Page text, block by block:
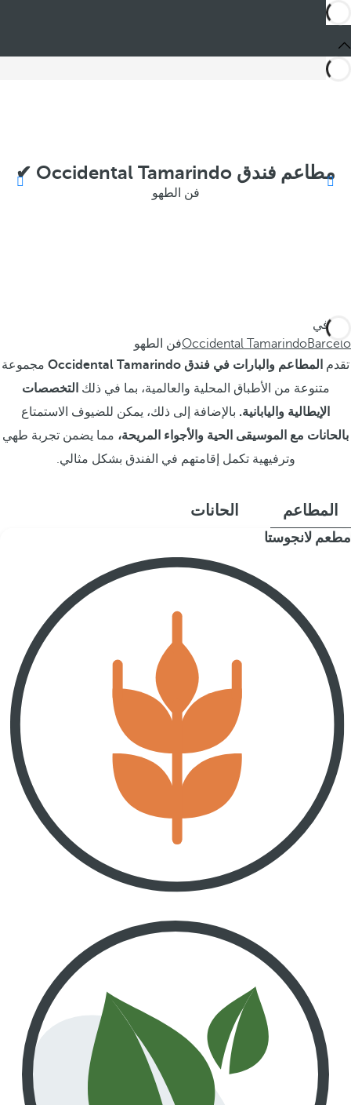
مطاعم فندق Occidental Tamarindo ✔
فن الطهو
أنت في
Barceló
Occidental Tamarindoفن الطهو
تقدم المطاعم والبارات في فندق Occidental Tamarindo
مجموعة
متنوعة من الأطباق المحلية والعالمية، بما في ذلك التخصصات
الإيطالية واليابانية. بالإضافة إلى ذلك، يمكن للضيوف الاستمتاع
بالحانات مع الموسيقى الحية والأجواء المريحة، مما يضمن تجربة طهي
وترفيهية تكمل إقامتهم في الفندق بشكل مثالي.
المطاعم الحانات
مطعم لانجوستا